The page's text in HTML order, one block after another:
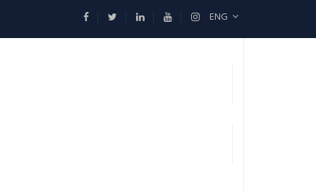
ENG